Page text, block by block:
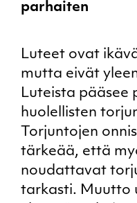
parhaiten
Luteet ovat
mutta eivät
Luteista pääsee
huolellisten
Torjuntojen
tärkeää, että
noudattavat
tarkasti. Muutto